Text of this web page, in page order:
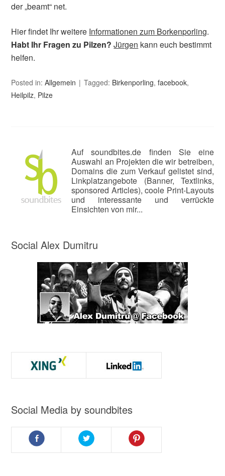
der „beamt“ net.
Hier findet Ihr weitere Informationen zum Borkenporling.
Habt Ihr Fragen zu Pilzen? Jürgen kann euch bestimmt
helfen.
Posted in:Allgemein Tagged: Birkenporling,facebook,
Heilpilz, Pilze
Auf soundbites.de finden Sie eine
Auswahl an Projekten die wir betreiben,
Domains die zum Verkauf gelistet sind,
Linkplatzangebote (Banner, Textlinks,
sponsored Articles), coole Print-Layouts
und interessante und verrückte
Einsichten von mir...
Social Alex Dumitru
Social Media by soundbites